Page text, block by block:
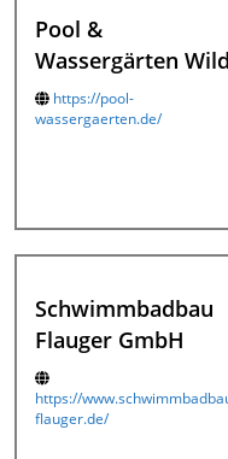
Pool &
Wassergärten Wild
https://pool-
wassergaerten.de/
Schwimmbadbau
Flauger GmbH
https://
flauger.de/